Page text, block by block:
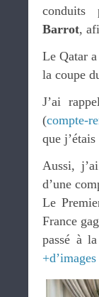
conduits
Barrot,
Le Qatar
la coupe
J’ai
(compte-
que
Aussi,
d’une
Le
France
passé à
+d’images